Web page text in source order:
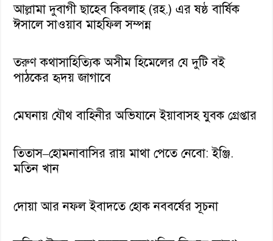
আল্লামা দুবাগী ছাহেব কিবলাহ (রহ.) এর ষষ্ঠ বার্ষিক
ঈসালে সাওয়াব মাহফিল সম্পন্ন
তরুণ কথাসাহিত্যিক অসীম হিমেলের যে দুটি বই
পাঠকের হৃদয় জাগাবে
মেঘনায় যৌথ বাহিনীর অভিযানে ইয়াবাসহ যুবক গ্রেপ্তার
তিতাস–হোমনাবাসির রায় মাথা পেতে নেবো: ইঞ্জি.
মতিন খান
দোয়া আর নফল ইবাদতে হোক নববর্ষের সূচনা